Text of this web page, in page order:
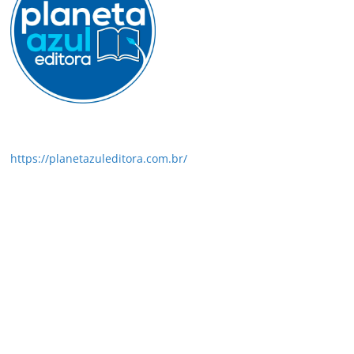
https://planetazuleditora.com.br/